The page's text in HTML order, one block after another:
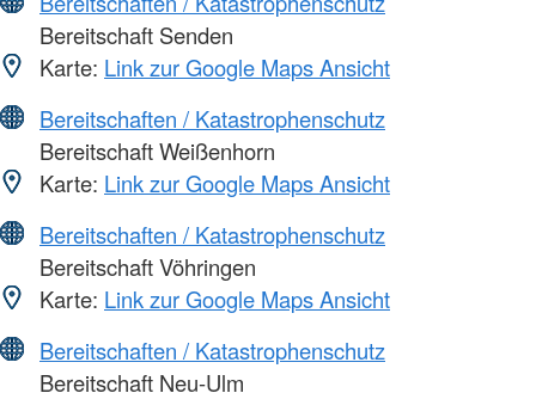
Bereitschaft Senden
Karte: Link zur Google Maps Ansicht
Bereitschaften / Katastrophenschutz
Bereitschaft Weißenhorn
Karte: Link zur Google Maps Ansicht
Bereitschaften / Katastrophenschutz
Bereitschaft Vöhringen
Karte: Link zur Google Maps Ansicht
Bereitschaften / Katastrophenschutz
Bereitschaft Neu-Ulm